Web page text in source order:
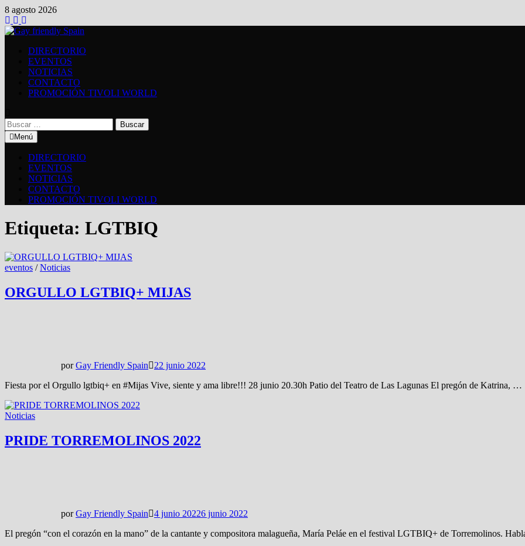
8 agosto 2026
DIRECTORIO
EVENTOS
NOTICIAS
CONTACTO
PROMOCIÓN TIVOLI WORLD
Menú
DIRECTORIO
EVENTOS
NOTICIAS
CONTACTO
PROMOCIÓN TIVOLI WORLD
Etiqueta: LGTBIQ
eventos /Noticias
ORGULLO LGTBIQ+ MIJAS
porGay Friendly Spain
22 junio 2022
Fiesta por el Orgullo lgtbiq+ en #Mijas Vive, siente y ama libre!!! 28 junio 20.30h Patio del Teatro de Las Lagunas El pregón de Katrina, …
Noticias
PRIDE TORREMOLINOS 2022
porGay Friendly Spain 4 junio 20226 junio 2022
El pregón “con el corazón en la mano” de la cantante y compositora malagueña, María Peláe en el festival LGTBIQ+ de Torremolinos.